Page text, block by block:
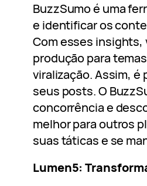
BuzzSumo é uma
e identificar os
Com esses insights,
produção para
viralização. Assim, é
seus posts. O
concorrência e
melhor para outros
suas táticas e se
Lumen5: